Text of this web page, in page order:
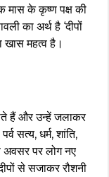
मास के कृष्ण पक्ष की
का अर्थ है ‘दीपों
खास महत्व है।
हैं और उन्हें जलाकर
सत्य, धर्म, शांति,
अवसर पर लोग नए
से सजाकर रौशनी